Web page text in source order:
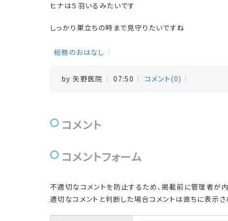
ヒナは５羽いるみたいです
しっかり巣立ちの時まで見守りたいですね
総務のおはなし
by矢野医院 07:50 コメント(0)
コメント
コメントフォーム
不適切なコメントを防止するため、掲載前に管理者が内
適切なコメントと判断した場合コメントは直ちに表示